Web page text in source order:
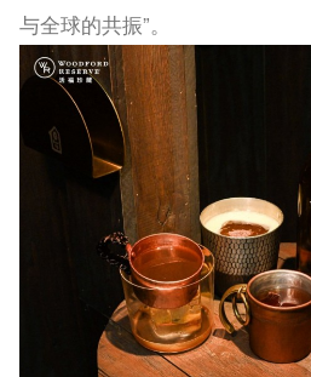
与全球的共振”。